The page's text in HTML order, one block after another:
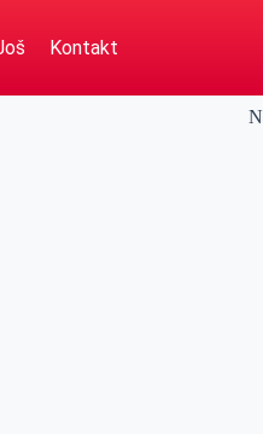
Kontakt